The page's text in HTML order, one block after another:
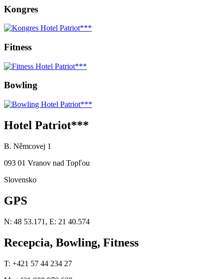
Kongres
Fitness
Bowling
Hotel Patriot***
B. Němcovej 1
093 01 Vranov nad Topľou
Slovensko
GPS
N: 48 53.171, E: 21 40.574
Recepcia, Bowling, Fitness
T: +421 57 44 234 27